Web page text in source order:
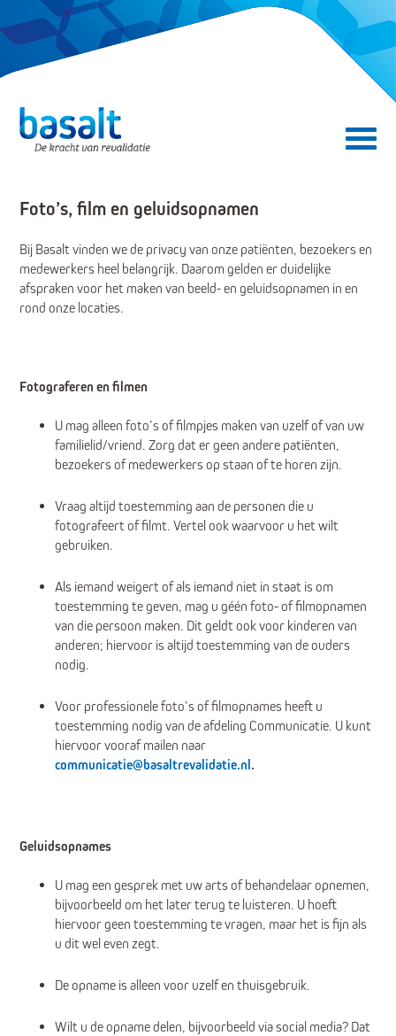
Direct naar de contentDirect naar de navigatie
Foto’s, film en geluidsopnamen
Bij Basalt vinden we de privacy van onze patiënten, bezoekers en
medewerkers heel belangrijk. Daarom gelden er duidelijke
afspraken voor het maken van beeld- en geluidsopnamen in en
rond onze locaties.
Fotograferen en filmen
U mag alleen foto’s of filmpjes maken van uzelf of van uw
familielid/vriend. Zorg dat er geen andere patiënten,
bezoekers of medewerkers op staan of te horen zijn.
Vraag altijd toestemming aan de personen die u
fotografeert of filmt. Vertel ook waarvoor u het wilt
gebruiken.
Als iemand weigert of als iemand niet in staat is om
toestemming te geven, mag u géén foto- of filmopnamen
van die persoon maken. Dit geldt ook voor kinderen van
anderen; hiervoor is altijd toestemming van de ouders
nodig.
Voor professionele foto’s of filmopnames heeft u
toestemming nodig van de afdeling Communicatie. U kunt
hiervoor vooraf mailen naar
communicatie@basaltrevalidatie.nl.
Geluidsopnames
U mag een gesprek met uw arts of behandelaar opnemen,
bijvoorbeeld om het later terug te luisteren. U hoeft
hiervoor geen toestemming te vragen, maar het is fijn als
u dit wel even zegt.
De opname is alleen voor uzelf en thuisgebruik.
Wilt u de opname delen, bijvoorbeeld via social media? Dat